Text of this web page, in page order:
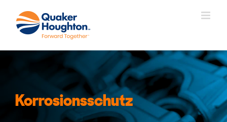
Inhalt
springen
Korrosionsschutz